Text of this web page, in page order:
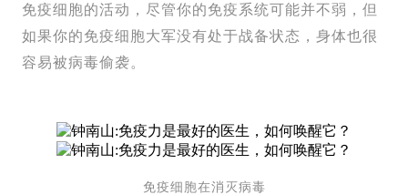
免疫细胞的活动，尽管你的免疫系统可能并不弱，但
如果你的免疫细胞大军没有处于战备状态，身体也很
容易被病毒偷袭。
免疫细胞在消灭病毒